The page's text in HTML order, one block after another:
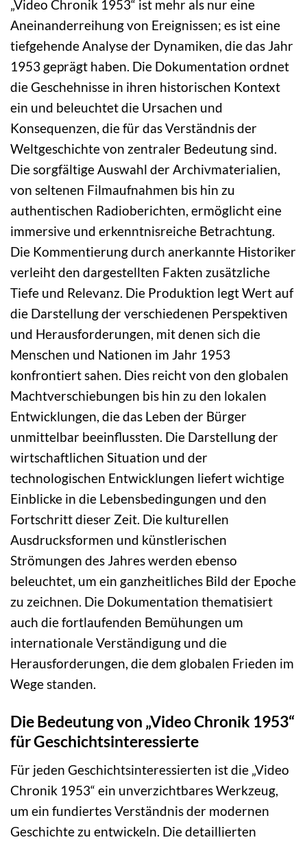
„Video Chronik 1953“ ist mehr als nur eine
Aneinanderreihung von Ereignissen; es ist eine
tiefgehende Analyse der Dynamiken, die das Jahr
1953 geprägt haben. Die Dokumentation ordnet
die Geschehnisse in ihren historischen Kontext
ein und beleuchtet die Ursachen und
Konsequenzen, die für das Verständnis der
Weltgeschichte von zentraler Bedeutung sind.
Die sorgfältige Auswahl der Archivmaterialien,
von seltenen Filmaufnahmen bis hin zu
authentischen Radioberichten, ermöglicht eine
immersive und erkenntnisreiche Betrachtung.
Die Kommentierung durch anerkannte Historiker
verleiht den dargestellten Fakten zusätzliche
Tiefe und Relevanz. Die Produktion legt Wert auf
die Darstellung der verschiedenen Perspektiven
und Herausforderungen, mit denen sich die
Menschen und Nationen im Jahr 1953
konfrontiert sahen. Dies reicht von den globalen
Machtverschiebungen bis hin zu den lokalen
Entwicklungen, die das Leben der Bürger
unmittelbar beeinflussten. Die Darstellung der
wirtschaftlichen Situation und der
technologischen Entwicklungen liefert wichtige
Einblicke in die Lebensbedingungen und den
Fortschritt dieser Zeit. Die kulturellen
Ausdrucksformen und künstlerischen
Strömungen des Jahres werden ebenso
beleuchtet, um ein ganzheitliches Bild der Epoche
zu zeichnen. Die Dokumentation thematisiert
auch die fortlaufenden Bemühungen um
internationale Verständigung und die
Herausforderungen, die dem globalen Frieden im
Wege standen.
Die Bedeutung von „Video Chronik 1953“
für Geschichtsinteressierte
Für jeden Geschichtsinteressierten ist die „Video
Chronik 1953“ ein unverzichtbares Werkzeug,
um ein fundiertes Verständnis der modernen
Geschichte zu entwickeln. Die detaillierten